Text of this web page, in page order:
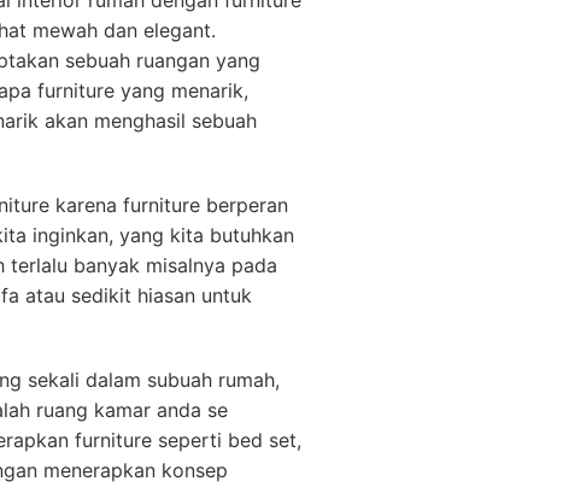
mewah dan elegant.
sebuah ruangan yang
furniture yang menarik,
akan menghasil sebuah
karena furniture berperan
inginkan, yang kita butuhkan
banyak misalnya pada
atau sedikit hiasan untuk
sekali dalam subuah rumah,
ruang kamar anda se
furniture seperti bed set,
menerapkan konsep